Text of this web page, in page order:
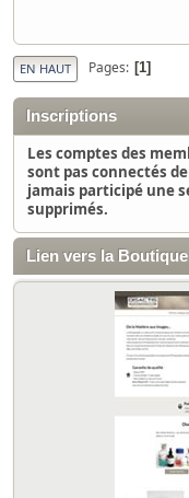
Inscriptions
Les comptes des
sont pas connectés
jamais participé une
supprimés.
Lien vers la
EN HAUT Pages 1